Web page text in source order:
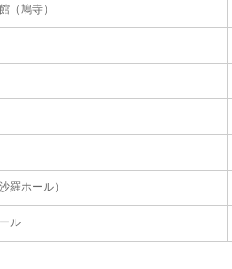
（鳩寺）
羅ホール）
ル